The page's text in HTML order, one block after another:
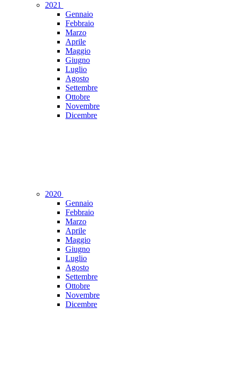
2021
Gennaio
Febbraio
Marzo
Aprile
Maggio
Giugno
Luglio
Agosto
Settembre
Ottobre
Novembre
Dicembre
2020
Gennaio
Febbraio
Marzo
Aprile
Maggio
Giugno
Luglio
Agosto
Settembre
Ottobre
Novembre
Dicembre